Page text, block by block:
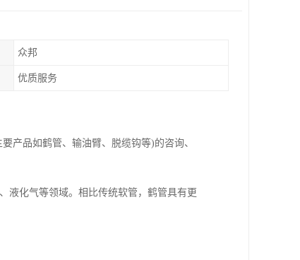
众邦
优质服务
产品如鹤管、输油臂、脱缆钩等)的咨询、
液化气等领域。相比传统软管，鹤管具有更